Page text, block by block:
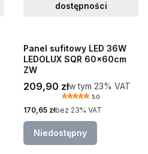
dostępności
Panel sufitowy LED 36W
LEDOLUX SQR 60x60cm
ZW
Cena brutto
209,90 złw tym %s VAT
w tym 23% VAT
5.0
Cena netto
170,65 złbez 23% VAT
Niedostępny